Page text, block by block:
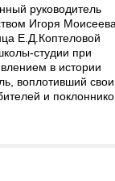
руководитель
Игоря Моисеева,
Е.Д.Коптеловой
студии при
в истории
воплотивший свои
и